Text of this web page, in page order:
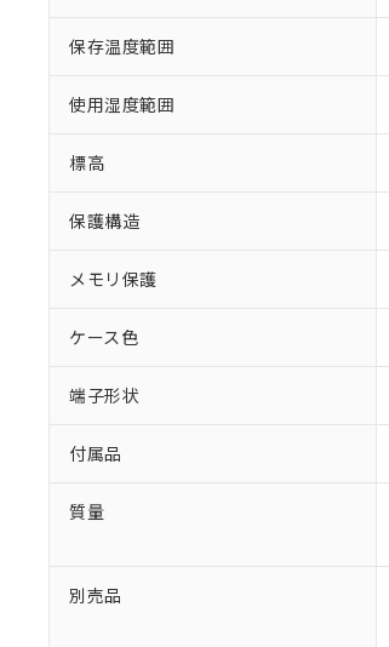
保存温度範囲
使用湿度範囲
標高
保護構造
メモリ保護
ケース色
端子形状
付属品
質量
別売品